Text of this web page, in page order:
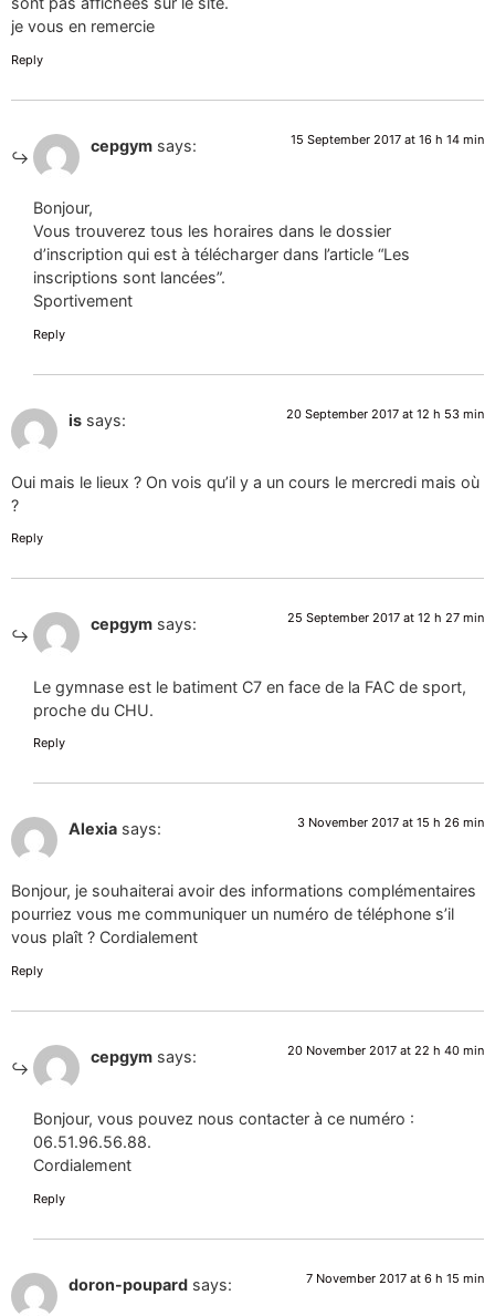
je vous en remercie
Reply
cepgym says: 15 September 2017 at 16 h 14 min
Bonjour,
Vous trouverez tous les horaires dans le dossier
d’inscription qui est à télécharger dans l’article “Les
inscriptions sont lancées”.
Sportivement
Reply
is says: 20 September 2017 at 12 h 53 min
Oui mais le lieux ? On vois qu’il y a un cours le mercredi mais où
?
Reply
cepgym says: 25 September 2017 at 12 h 27 min
Le gymnase est le batiment C7 en face de la FAC de sport,
proche du CHU.
Reply
Alexia says: 3 November 2017 at 15 h 26 min
Bonjour, je souhaiterai avoir des informations complémentaires
pourriez vous me communiquer un numéro de téléphone s’il
vous plaît ? Cordialement
Reply
cepgym says: 20 November 2017 at 22 h 40 min
Bonjour, vous pouvez nous contacter à ce numéro :
06.51.96.56.88.
Cordialement
Reply
doron-poupard says: 7 November 2017 at 6 h 15 min